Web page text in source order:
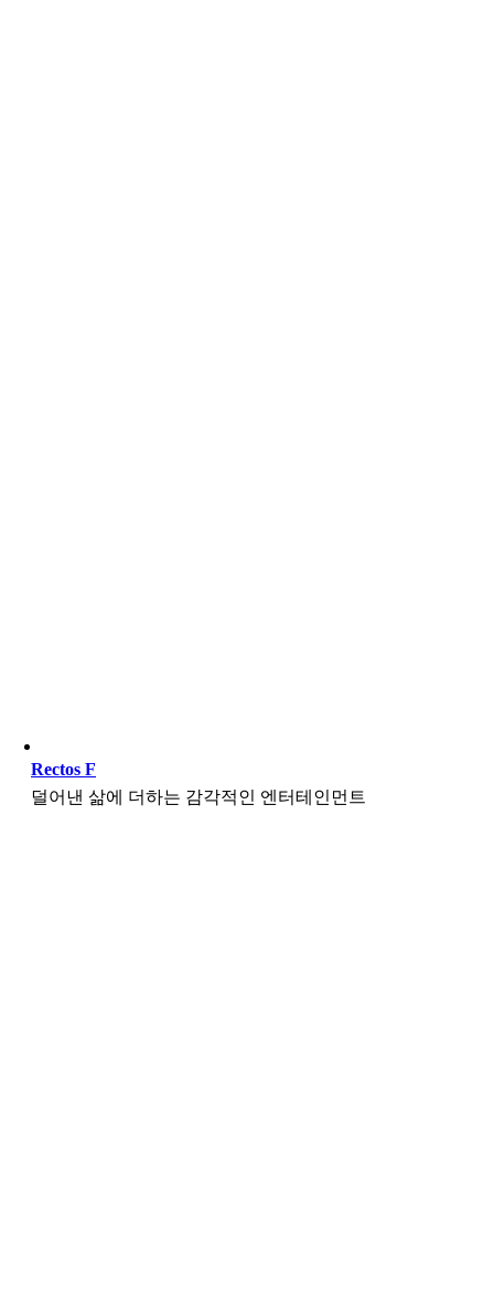
Rectos F
덜어낸 삶에 더하는 감각적인 엔터테인먼트